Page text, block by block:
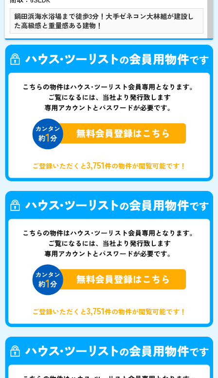
鍋田浜海水浴場まで徒歩3分！大手ゼネコン大林組が建設し
た高級感と重量感ある建物！
ご登録いただくと3,751件の物件が閲覧可能です！
ご登録いただくと3,751件の物件が閲覧可能です！